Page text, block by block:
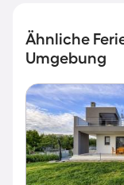
Ähnliche
Umgebung